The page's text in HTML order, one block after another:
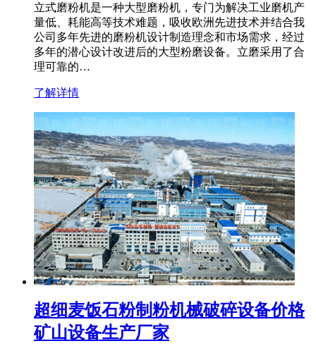
立式磨粉机是一种大型磨粉机，专门为解决工业磨机产
量低、耗能高等技术难题，吸收欧洲先进技术并结合我
公司多年先进的磨粉机设计制造理念和市场需求，经过
多年的潜心设计改进后的大型粉磨设备。立磨采用了合
理可靠的…
了解详情
超细麦饭石粉制粉机械破碎设备价格
矿山设备生产厂家